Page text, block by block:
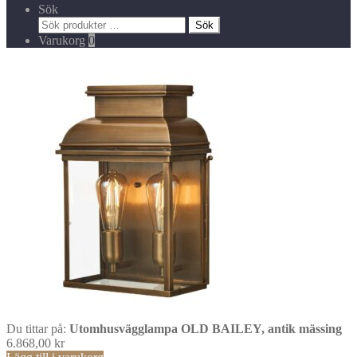
Sök
Sök
efter:
Sök
Varukorg 0
Du tittar på: Utomhusvägglampa OLD BAILEY, antik mässing
6.868,00 kr